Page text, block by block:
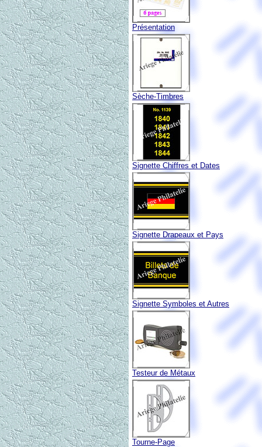
Présentation
Sèche-Timbres
Signette Chiffres et Dates
Signette Drapeaux et Pays
Signette Symboles et Autres
Testeur de Métaux
Tourne-Page